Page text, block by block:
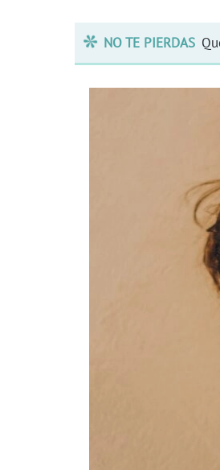
NO TE PIERDAS